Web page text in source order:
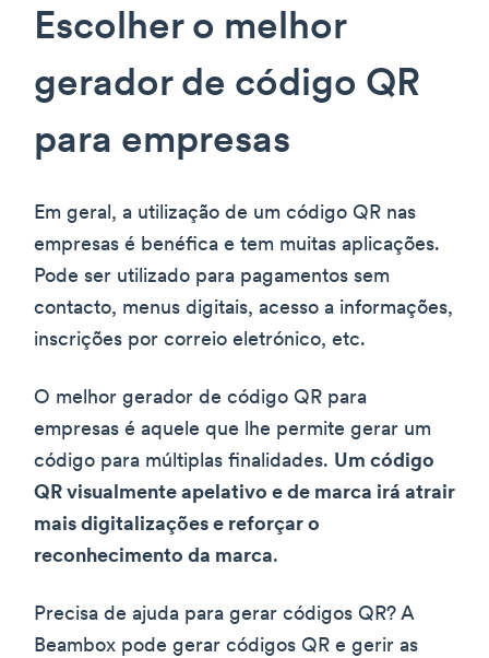
Escolher o melhor
gerador de código QR
para empresas
Em geral, a utilização de um código QR nas
empresas é benéfica e tem muitas aplicações.
Pode ser utilizado para pagamentos sem
contacto, menus digitais, acesso a informações,
inscrições por correio eletrónico, etc.
O melhor gerador de código QR para
empresas é aquele que lhe permite gerar um
código para múltiplas finalidades. Um código
QR visualmente apelativo e de marca irá atrair
mais digitalizações e reforçar o
reconhecimento da marca.
Precisa de ajuda para gerar códigos QR? A
Beambox pode gerar códigos QR e gerir as